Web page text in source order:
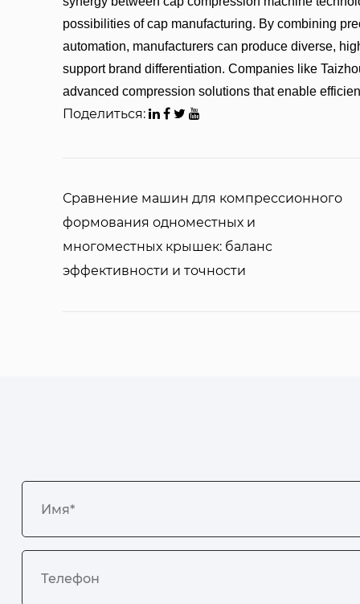
possibilities of cap manufacturing. By combining
automation, manufacturers can produce diverse,
support brand differentiation. Companies like
advanced compression solutions that enable
Поделиться:
Сравнение машин для компрессионного
формования одноместных и
многоместных крышек: баланс
эффективности и точности